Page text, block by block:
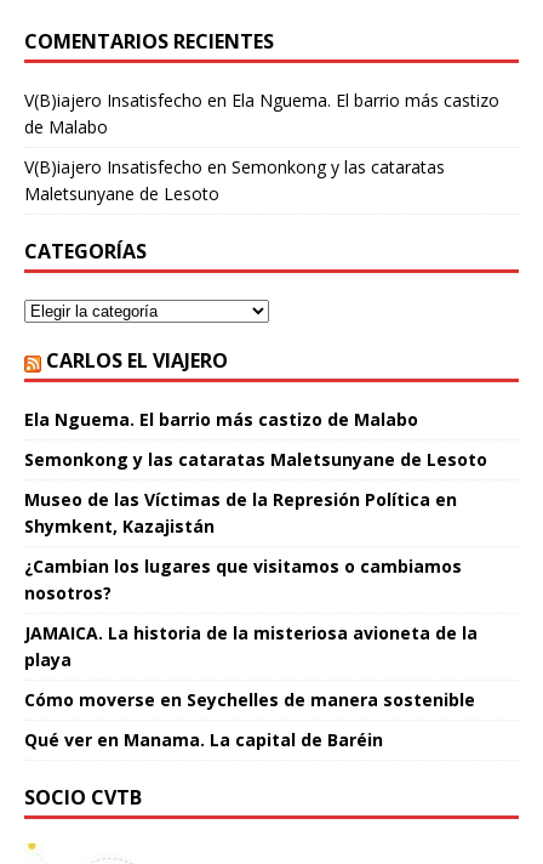
COMENTARIOS RECIENTES
V(B)iajero Insatisfecho en Ela Nguema. El barrio más castizo
de Malabo
V(B)iajero Insatisfecho en Semonkong y las cataratas
Maletsunyane de Lesoto
CATEGORÍAS
CARLOS EL VIAJERO
Ela Nguema. El barrio más castizo de Malabo
Semonkong y las cataratas Maletsunyane de Lesoto
Museo de las Víctimas de la Represión Política en
Shymkent, Kazajistán
¿Cambian los lugares que visitamos o cambiamos
nosotros?
JAMAICA. La historia de la misteriosa avioneta de la
playa
Cómo moverse en Seychelles de manera sostenible
Qué ver en Manama. La capital de Baréin
SOCIO CVTB